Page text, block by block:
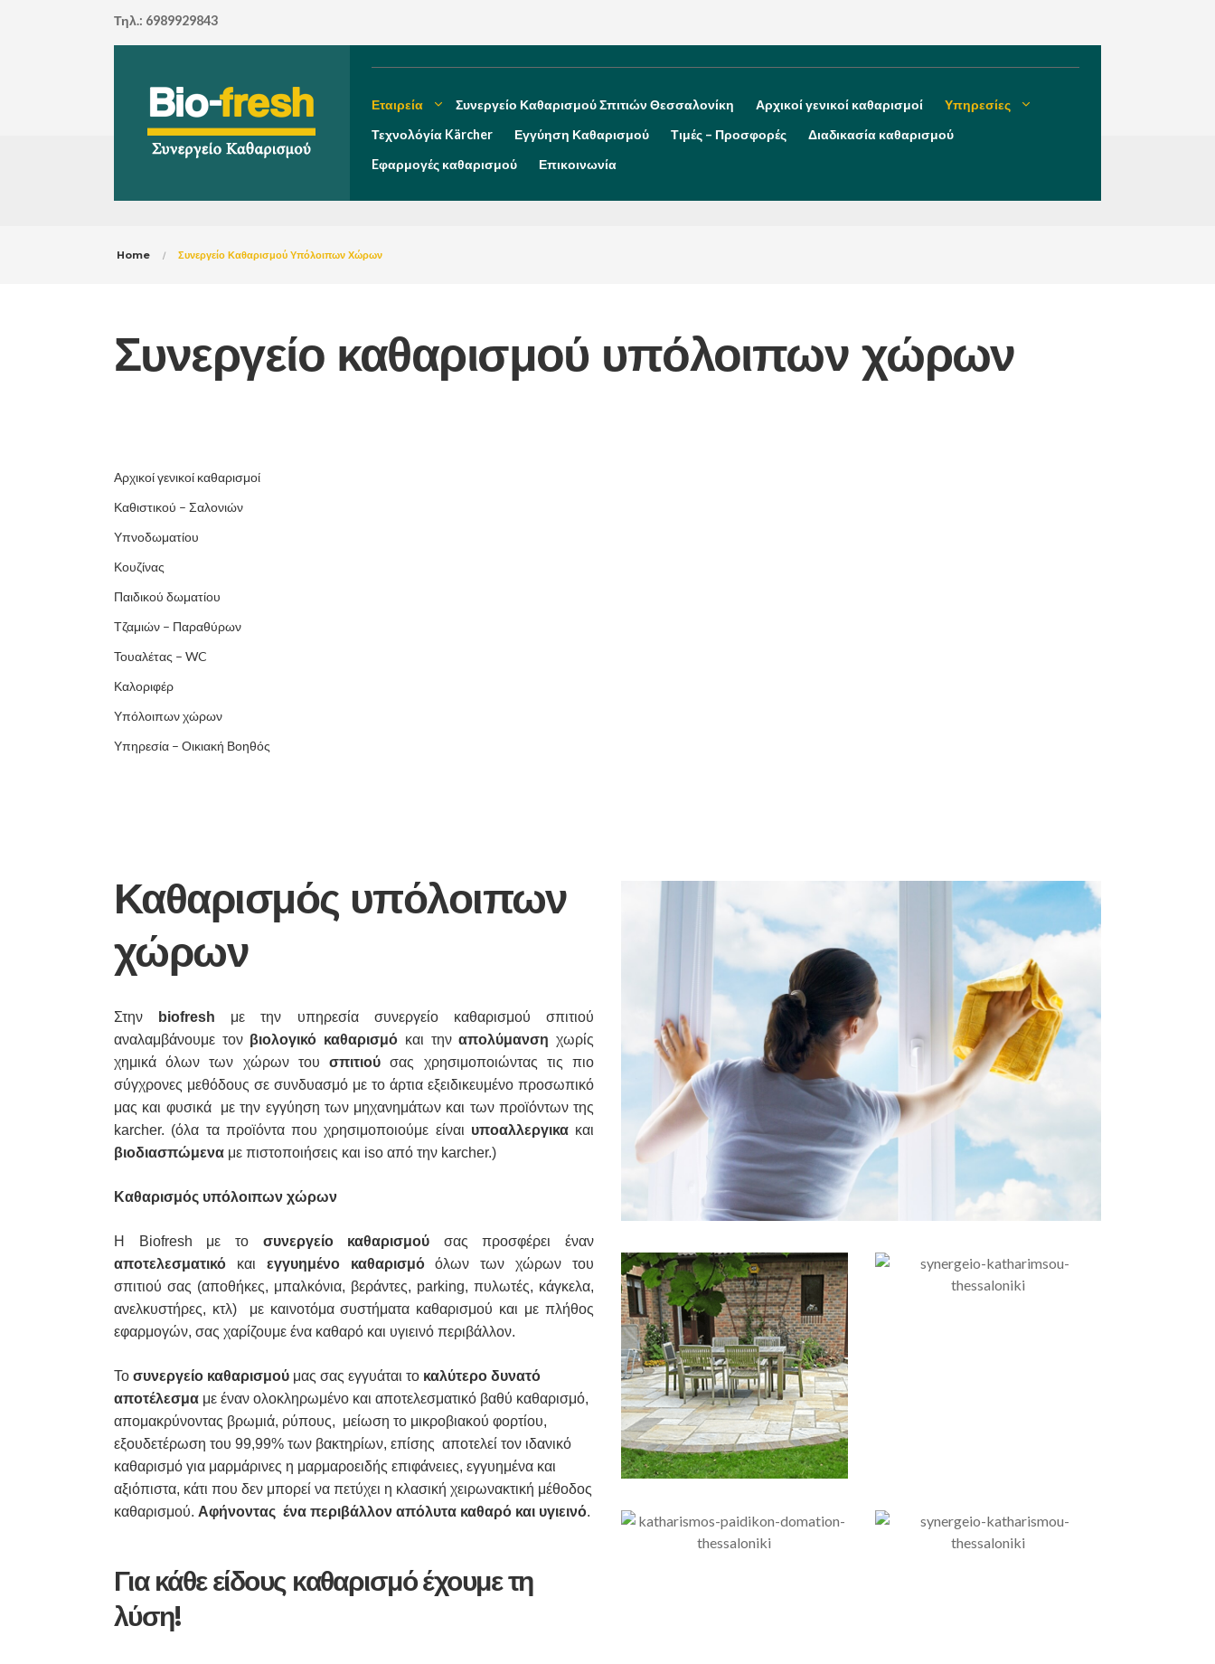
Τηλ.: 6989929843
Εταιρεία Συνεργείο Καθαρισμού Σπιτιών Θεσσαλονίκη Αρχικοί γενικοί καθαρισμοί
Υπηρεσίες
Τεχνολόγία Kärcher
Εγγύηση Καθαρισμού Τιμές – Προσφορές
Διαδικασία καθαρισμού
Eφαρμογές καθαρισμού
Επικοινωνία
Home Συνεργείο Καθαρισμού Υπόλοιπων Χώρων
Συνεργείο καθαρισμού υπόλοιπων χώρων
Αρχικοί γενικοί καθαρισμοί
Καθιστικού – Σαλονιών
Υπνοδωματίου
Κουζίνας
Παιδικού δωματίου
Τζαμιών – Παραθύρων
Τουαλέτας – WC
Καλοριφέρ
Υπόλοιπων χώρων
Υπηρεσία – Οικιακή Βοηθός
Καθαρισμός υπόλοιπων
χώρων
Στην biofresh με την υπηρεσία συνεργείο καθαρισμού σπιτιού
αναλαμβάνουμε τονβιολογικό καθαρισμό και τηναπολύμανση χωρίς
χημικά όλων των χώρων τουσπιτιού σας χρησιμοποιώντας τις πιο
σύγχρονες μεθόδους σε συνδυασμό με το άρτια εξειδικευμένο προσωπικό
μας και φυσικά με την εγγύηση των μηχανημάτων και των προϊόντων της
karcher. (όλα τα προϊόντα που χρησιμοποιούμε είναι υποαλλεργικακαι
βιοδιασπώμενα με πιστοποιήσεις και iso από την karcher.)
Καθαρισμός υπόλοιπων χώρων
Η Biofresh με το συνεργείο καθαρισμού σας προσφέρει έναν
αποτελεσματικό και εγγυημένο καθαρισμόόλων των χώρων του
σπιτιού σας (αποθήκες, μπαλκόνια, βεράντες, parking, πυλωτές, κάγκελα,
ανελκυστήρες, κτλ) με καινοτόμα συστήματα καθαρισμού και με πλήθος
εφαρμογών, σας χαρίζουμε ένα καθαρό και υγιεινό περιβάλλον.
Το συνεργείο καθαρισμού μας σας εγγυάται το καλύτερο δυνατό
αποτέλεσμα με έναν ολοκληρωμένο και αποτελεσματικό βαθύ καθαρισμό,
απομακρύνοντας βρωμιά, ρύπους, μείωση το μικροβιακού φορτίου,
εξουδετέρωση του 99,99% των βακτηρίων, επίσης αποτελεί τον ιδανικό
καθαρισμό για μαρμάρινες η μαρμαροειδής επιφάνειες, εγγυημένα και
αξιόπιστα, κάτι που δεν μπορεί να πετύχει η κλασική χειρωνακτική μέθοδος
καθαρισμού. Αφήνοντας ένα περιβάλλον απόλυτα καθαρό και υγιεινό.
Για κάθε είδους καθαρισμό έχουμε τη
λύση!